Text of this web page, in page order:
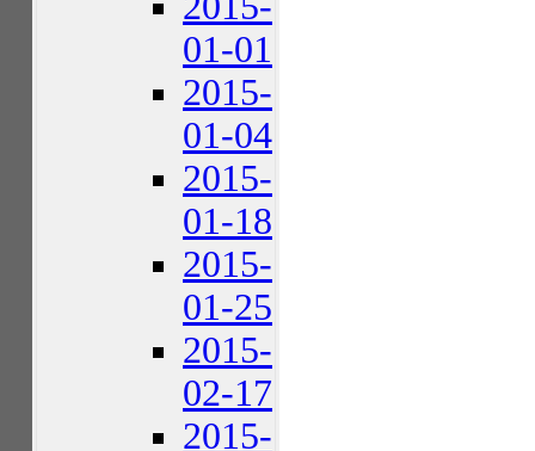
01-01
2015-
01-04
2015-
01-18
2015-
01-25
2015-
02-17
2015-